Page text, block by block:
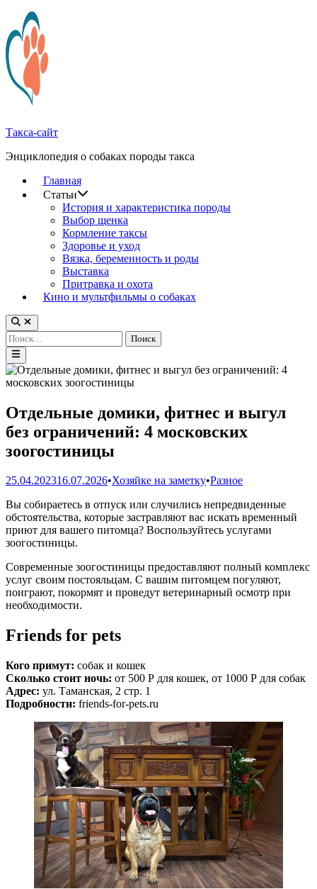
Перейти
содержимому
Такса-сайт
Энциклопедия о собаках породы такса
Главная
Статьи
История и характеристика породы
Выбор щенка
Кормление таксы
Здоровье и уход
Вязка, беременность и роды
Выставка
Притравка и охота
Кино и мультфильмы о собаках
Открыть
поиск
Найти:
Главное
меню
Отдельные домики, фитнес и выгул
без ограничений: 4 московских
зоогостиницы
25.04.202316.07.2026•Хозяйке на заметку•Опубликовано
Разное
Вы собираетесь в отпуск или случились непредвиденные
обстоятельства, которые застравляют вас искать временный
приют для вашего питомца? Воспользуйтесь услугами
зоогостиницы.
Современные зоогостиницы предоставляют полный комплекс
услуг своим постояльцам. С вашим питомцем погуляют,
поиграют, покормят и проведут ветеринарный осмотр при
необходимости.
Friends for pets
Кого примут: собак и кошек
Сколько стоит ночь: от 500 Р для кошек, от 1000 Р для собак
Адрес: ул. Таманская, 2 стр. 1
Подробности: friends-for-pets.ru